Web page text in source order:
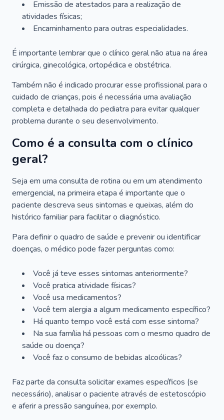
Emissão de atestados para a realização de
atividades físicas;
Encaminhamento para outras especialidades.
É importante lembrar que o clínico geral não atua na área
cirúrgica, ginecológica, ortopédica e obstétrica.
Também não é indicado procurar esse profissional para o
cuidado de crianças, pois é necessária uma avaliação
completa e detalhada do pediatra para evitar qualquer
problema durante o seu desenvolvimento.
Como é a consulta com o clínico
geral?
Seja em uma consulta de rotina ou em um atendimento
emergencial, na primeira etapa é importante que o
paciente descreva seus sintomas e queixas, além do
histórico familiar para facilitar o diagnóstico.
Para definir o quadro de saúde e prevenir ou identificar
doenças, o médico pode fazer perguntas como:
Você já teve esses sintomas anteriormente?
Você pratica atividade físicas?
Você usa medicamentos?
Você tem alergia a algum medicamento específico?
Há quanto tempo você está com esse sintoma?
Na sua família há pessoas com o mesmo quadro de
saúde ou doença?
Você faz o consumo de bebidas alcoólicas?
Faz parte da consulta solicitar exames específicos (se
necessário), analisar o paciente através de estetoscópio
e aferir a pressão sanguínea, por exemplo.